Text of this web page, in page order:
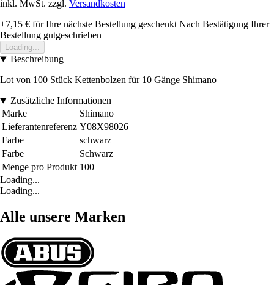
inkl. MwSt. zzgl. Versandkosten
+7,15 € für Ihre nächste Bestellung geschenkt Nach Bestätigung Ihrer
Bestellung gutgeschrieben
Loading...
Beschreibung
Lot von 100 Stück Kettenbolzen für 10 Gänge Shimano
Zusätzliche Informationen
Marke
Shimano
Lieferantenreferenz Y08X98026
Farbe
schwarz
Farbe
Schwarz
Menge pro Produkt 100
Loading...
Loading...
Alle unsere Marken